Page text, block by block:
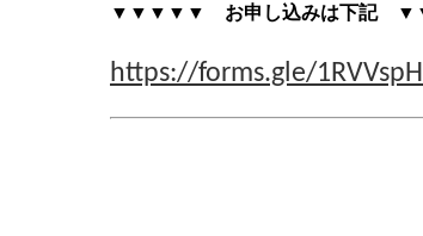
▼▼▼▼▼ お申し込みは下記
https://forms.gle/